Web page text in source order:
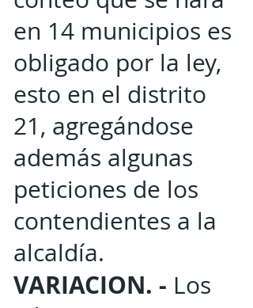
en 14 municipios es
obligado por la ley,
esto en el distrito
21, agregándose
además algunas
peticiones de los
contendientes a la
alcaldía.
VARIACION. - Los